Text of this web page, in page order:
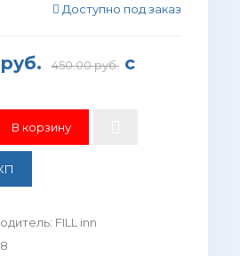
Доступно под заказ
450.00 руб.с
: FILL inn